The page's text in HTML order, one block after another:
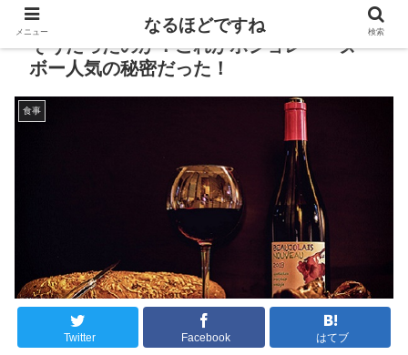
そうだったのか！これがボジョレー・ヌー
ボー人気の秘密だった！
食事
Twitter Facebook はてブ
メニュー なるほどですね 検索